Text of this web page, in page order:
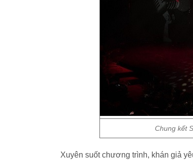
Chung kết
Xuyên suốt chương trình, khán giả